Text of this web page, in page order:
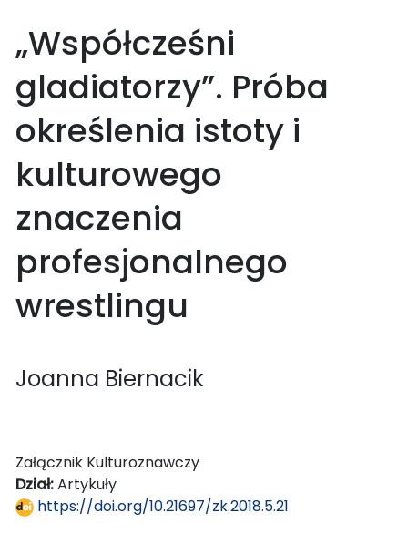
„Współcześni
gladiatorzy”. Próba
określenia istoty i
kulturowego
znaczenia
profesjonalnego
wrestlingu
Joanna Biernacik
Załącznik Kulturoznawczy
Dział:Artykuły
https://doi.org/10.21697/zk.2018.5.21